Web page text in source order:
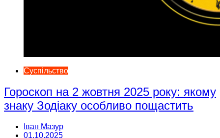
Суспільство
Гороскоп на 2 жовтня 2025 року: якому
знаку Зодіаку особливо пощастить
Іван Мазур
01.10.2025